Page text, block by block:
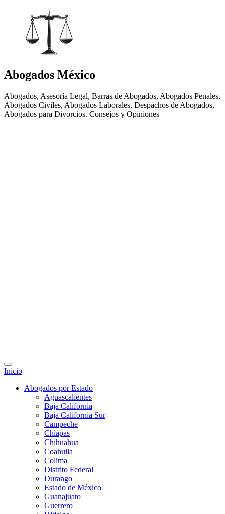
Abogados México
Abogados, Asesoría Legal, Barras de Abogados, Abogados Penales,
Abogados Civiles, Abogados Laborales, Despachos de Abogados,
Abogados para Divorcios. Consejos y Opiniones
Inicio
Abogados por Estado
Aguascalientes
Baja California
Baja California Sur
Campeche
Chiapas
Chihuahua
Coahuila
Colima
Distrito Federal
Durango
Estado de México
Guanajuato
Guerrero